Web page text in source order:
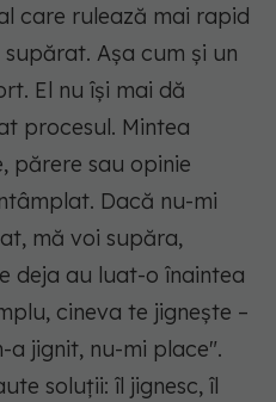
care rulează mai rapid
Așa cum și un
El nu își mai dă
procesul. Mintea
părere sau opinie
Dacă nu-mi
mă voi supăra,
deja au luat-o înaintea
cineva te jignește –
a jignit, nu-mi place".
soluții: îl jignesc, îl